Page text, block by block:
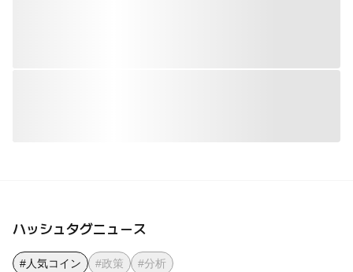
ハッシュタグニュース
#人気コイン #政策 #分析